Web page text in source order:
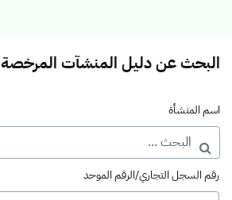
البحث عن دليل المنشآت المرخصة
اسم المنشأة
رقم السجل التجاري/الرقم الموحد